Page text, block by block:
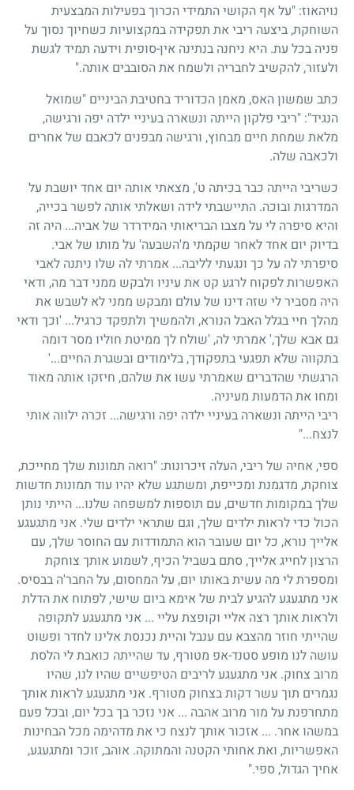
נויהאוז: "על אף הקושי התמידי הכרוך בפעילות המבצעית
השוחקת, ביצעה ריבי את תפקידה במקצועיות כשחיוך נסוך על
פניה בכל עת. היא ניחנה בנתינה אין-סופית וידעה תמיד לגשת
ולעזור, להקשיב לחבריה ולשמח את הסובבים אותה."
כתב שמשון האס, מאמן הכדוריד בחטיבת הביניים "שמואל
הנגיד": "ריבי פלקון הייתה ונשארה בעיניי ילדה יפה ורגישה,
מלאת שמחת חיים מבחוץ, ורגישה מבפנים לכאבם של אחרים
ולכאבה שלה.
כשריבי הייתה כבר בכיתה ט', מצאתי אותה יום אחד יושבת על
המדרגות ובוכה. התיישבתי לידה ושאלתי אותה לפשר בכייה,
והיא סיפרה לי על מצבו הבריאותי המידרדר של אביה... היה זה
בדיוק יום אחד לאחר שקמתי מ'השבעה' על מותו של אבי.
סיפרתי לה על כך ונגעתי לליבה... אמרתי לה שלו ניתנה לאבי
האפשרות לפקוח לרגע קט את עיניו ולבקש ממני דבר מה, ודאי
היה מסביר לי שזה דינו של עולם ומבקש ממני לא לשבש את
מהלך חיי בגלל האבל הנורא, ולהמשיך ולתפקד כרגיל... 'וכך ודאי
גם אבא שלך,' אמרתי לה, 'שולח לך ממיטת חוליו מסר דומה
בתקווה שלא תפגעי בתפקודך, בלימודים ובשגרת החיים...'
הרגשתי שהדברים שאמרתי עשו את שלהם, חיזקו אותה מאוד
ומחו את הדמעות מעיניה.
ריבי הייתה ונשארה בעיניי ילדה יפה ורגישה... זכרה ילווה אותי
לנצח..."
ספי, אחיה של ריבי, העלה זיכרונות: "רואה תמונות שלך מחייכת,
צוחקת, מדגמנת ומכייפת, ומשתגע שלא יהיו עוד תמונות חדשות
שלך במקומות חדשים, עם תוספות למשפחה שלנו... הייתי נותן
הכול כדי לראות ילדים שלך, וגם שתראי ילדים שלי. אני מתגעגע
אלייך נורא, כל יום שעובר הוא התמודדות עם החוסר שלך, עם
הרצון לחייג אלייך, סתם בשביל הכיף, לשמוע אותך צוחקת
ומספרת לי מה עשית באותו יום, על המחסום, על החבר'ה בבסיס.
אני מתגעגע להגיע לבית של אימא ביום שישי, לפתוח את הדלת
ולראות אותך רצה אליי וקופצת עליי ... אני מתגעגע לתקופה
שהייתי חוזר מהצבא עם ענבל והיית נכנסת אלינו לחדר ופשוט
עושה לנו מופע סטנד-אפ מטורף, עד שהייתה כואבת לי הלסת
מרוב צחוק. אני מתגעגע לריבים הטיפשיים שהיו לנו, שהיו
נגמרים תוך עשר דקות בצחוק מטורף. אני מתגעגע לראות אותך
מתחרפנת על מור מרוב אהבה ... אני נזכר בך בכל יום, ובכל פעם
במשהו אחר. ... אזכור אותך לנצח כי את מדהימה מכל הבחינות
האפשריות, ואת אחותי הקטנה והמתוקה. אוהב, זוכר ומתגעגע,
אחיך הגדול, ספי."